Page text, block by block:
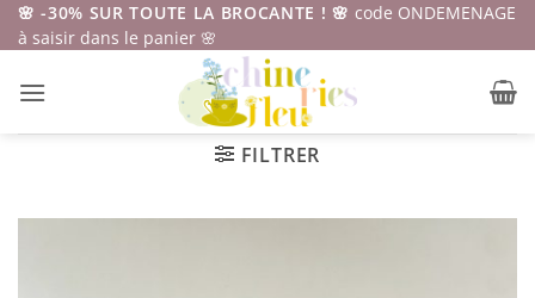
Passer
au
🌸 -30% SUR TOUTE LA BROCANTE ! 🌸 code ONDEMENAGE
à saisir dans le panier 🌸
FILTRER